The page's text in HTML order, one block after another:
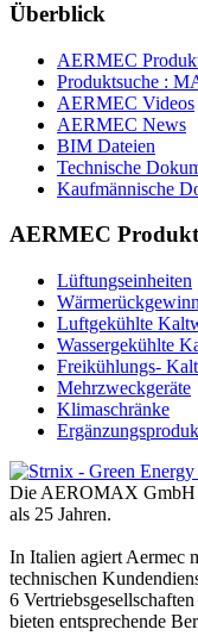
Überblick
AERMEC
Produktsuche :
AERMEC Videos
AERMEC News
BIM Dateien
Technische
Kaufmännische
AERMEC
Lüftungseinheiten
Luftgekühlte
Wassergekühlte
Freikühlungs-
Mehrzweckgeräte
Klimaschränke
Die AEROMAX GmbH
als 25 Jahren.
In Italien agiert Aermec
technischen
6
bieten entsprechende